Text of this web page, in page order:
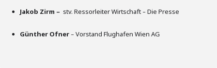
Jakob Zirm – stv. Ressorleiter Wirtschaft – Die Presse
Günther Ofner – Vorstand Flughafen Wien AG